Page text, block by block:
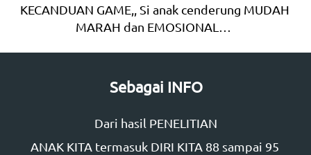
KECANDUAN GAME,, Si anak cenderung MUDAH
MARAH dan EMOSIONAL…
Sebagai INFO
Dari hasil PENELITIAN
ANAK KITA termasuk DIRI KITA 88 sampai 95